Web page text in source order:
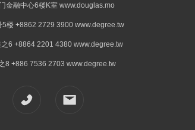
金融中心6楼K室 www.douglas.mo
5楼 +8862 2729 3900 www.degree.tw
6 +8864 2201 4380 www.degree.tw
8 +886 7536 2703 www.degree.tw